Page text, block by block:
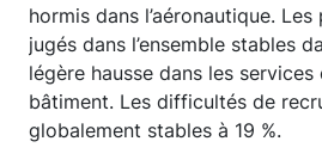
hormis dans l’aéronautique.
jugés dans l’ensemble stables
légère hausse dans les
bâtiment. Les difficultés de
globalement stables à 19 %.